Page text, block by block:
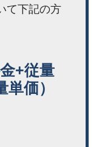
て下記の方
+従量
価）